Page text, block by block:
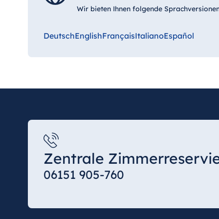
Wir bieten Ihnen folgende
DeutschEnglishFrançaisItalianoEspañol
Zentrale
06151 905-760